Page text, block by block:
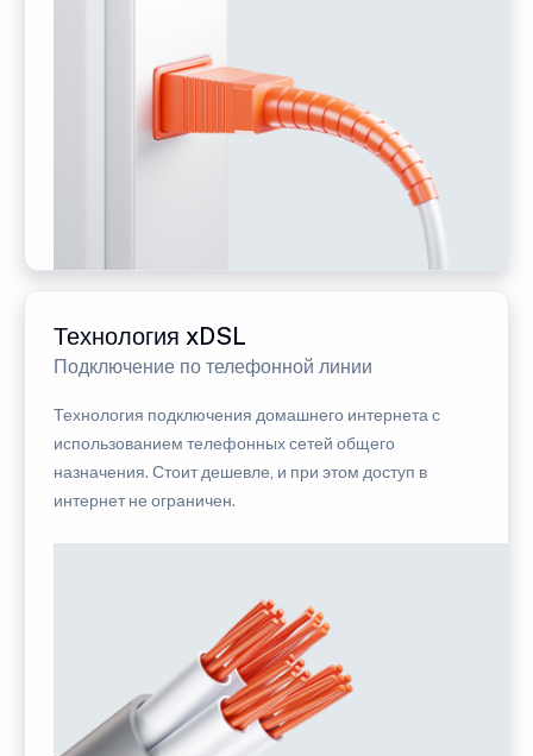
Технология xDSL
Подключение по телефонной линии
Технология подключения домашнего интернета с
использованием телефонных сетей общего
назначения. Стоит дешевле, и при этом доступ в
интернет не ограничен.